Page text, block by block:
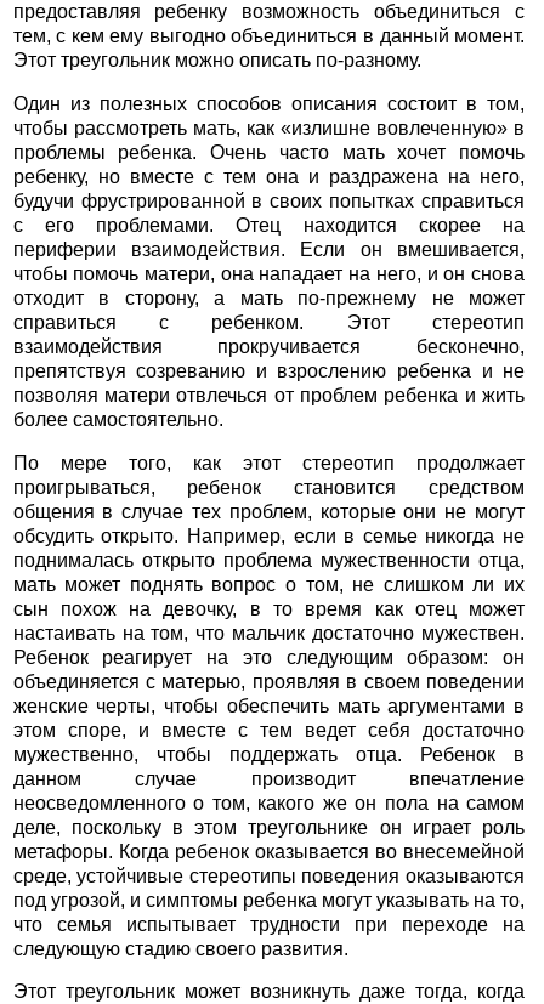
предоставляя ребенку возможность объединиться с
тем, с кем ему выгодно объединиться в данный момент.
Этот треугольник можно описать по-разному.
Один из полезных способов описания состоит в том,
чтобы рассмотреть мать, как «излишне вовлеченную» в
проблемы ребенка. Очень часто мать хочет помочь
ребенку, но вместе с тем она и раздражена на него,
будучи фрустрированной в своих попытках справиться
с его проблемами. Отец находится скорее на
периферии взаимодействия. Если он вмешивается,
чтобы помочь матери, она нападает на него, и он снова
отходит в сторону, а мать по-прежнему не может
справиться с ребенком. Этот стереотип
взаимодействия прокручивается бесконечно,
препятствуя созреванию и взрослению ребенка и не
позволяя матери отвлечься от проблем ребенка и жить
более самостоятельно.
По мере того, как этот стереотип продолжает
проигрываться, ребенок становится средством
общения в случае тех проблем, которые они не могут
обсудить открыто. Например, если в семье никогда не
поднималась открыто проблема мужественности отца,
мать может поднять вопрос о том, не слишком ли их
сын похож на девочку, в то время как отец может
настаивать на том, что мальчик достаточно мужествен.
Ребенок реагирует на это следующим образом: он
объединяется с матерью, проявляя в своем поведении
женские черты, чтобы обеспечить мать аргументами в
этом споре, и вместе с тем ведет себя достаточно
мужественно, чтобы поддержать отца. Ребенок в
данном случае производит впечатление
неосведомленного о том, какого же он пола на самом
деле, поскольку в этом треугольнике он играет роль
метафоры. Когда ребенок оказывается во внесемейной
среде, устойчивые стереотипы поведения оказываются
под угрозой, и симптомы ребенка могут указывать на то,
что семья испытывает трудности при переходе на
следующую стадию своего развития.
Этот треугольник может возникнуть даже тогда, когда